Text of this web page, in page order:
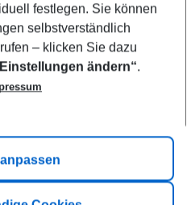
festlegen. Sie können
selbstverständlich
– klicken Sie dazu
ändern“.